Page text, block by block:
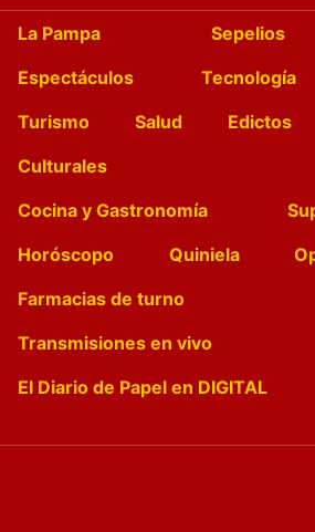
La Pampa Sepelios
Espectáculos
Tecnología
Turismo
Salud Edictos
Culturales
Cocina y Gastronomía
Horóscopo
Quiniela
Farmacias de turno
Transmisiones en vivo
El Diario de Papel en DIGITAL